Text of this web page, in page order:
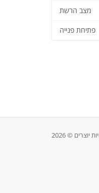
מצב הרשת
פתיחת פנייה